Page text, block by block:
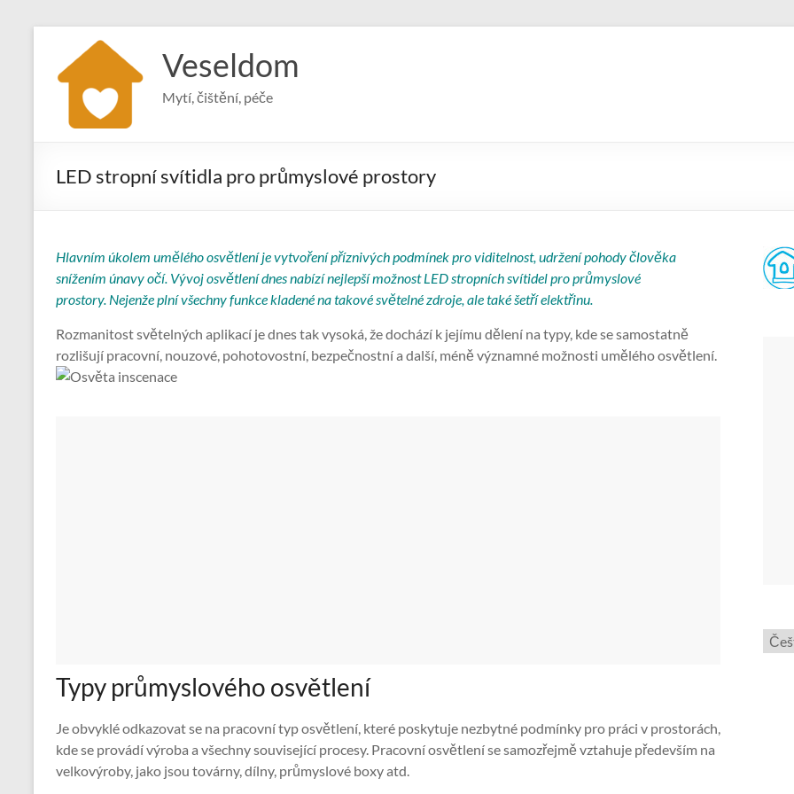
content
Veseldom
Mytí, čištění, péče
LED stropní svítidla pro průmyslové prostory
Hlavním úkolem umělého osvětlení je vytvoření příznivých podmínek pro viditelnost, udržení pohody člověka
snížením únavy očí. Vývoj osvětlení dnes nabízí nejlepší možnost LED stropních svítidel pro průmyslové
prostory. Nejenže plní všechny funkce kladené na takové světelné zdroje, ale také šetří elektřinu.
Rozmanitost světelných aplikací je dnes tak vysoká, že dochází k jejímu dělení na typy, kde se samostatně
rozlišují pracovní, nouzové, pohotovostní, bezpečnostní a další, méně významné možnosti umělého osvětlení.
Typy průmyslového osvětlení
Je obvyklé odkazovat se na pracovní typ osvětlení, které poskytuje nezbytné podmínky pro práci v prostorách,
kde se provádí výroba a všechny související procesy. Pracovní osvětlení se samozřejmě vztahuje především na
velkovýroby, jako jsou továrny, dílny, průmyslové boxy atd.
jazyk